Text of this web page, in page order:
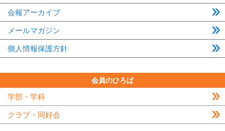
会報アーカイブ
メールマガジン
個人情報保護方針
会員のひろば
学部・学科
クラブ・同好会